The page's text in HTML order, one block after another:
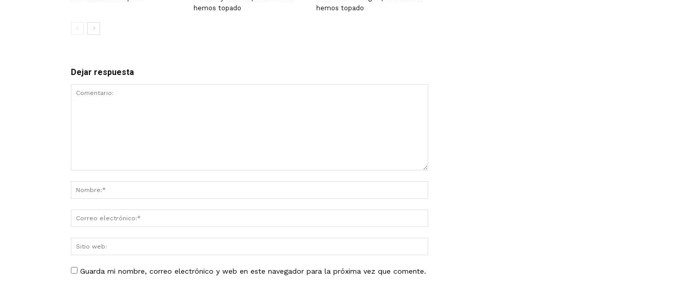
hemos topado
hemos topado
Dejar respuesta
Guarda mi nombre, correo electrónico y web en este navegador para la próxima vez que comente.